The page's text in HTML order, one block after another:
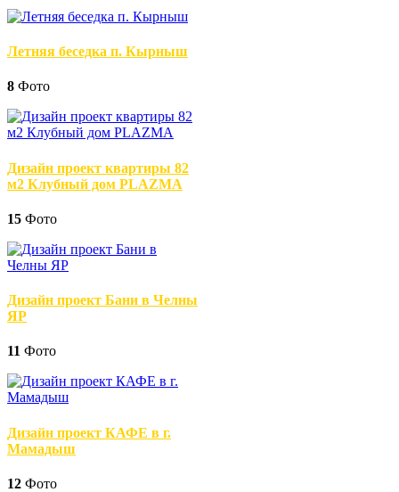
Летняя беседка п. Кырныш
8 Фото
Дизайн проект квартиры 82
м2 Клубный дом PLAZMA
15 Фото
Дизайн проект Бани в Челны
ЯР
11 Фото
Дизайн проект КАФЕ в г.
Мамадыш
12 Фото